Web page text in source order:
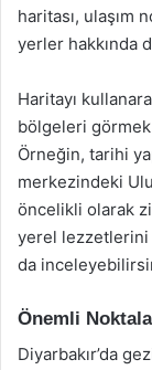
haritası, ulaşım
yerler hakkında
Haritayı
bölgeleri
Örneğin, tarihi
merkezindeki
öncelikli olarak
yerel lezzetlerini
da
Önemli
Diyarbakır’da